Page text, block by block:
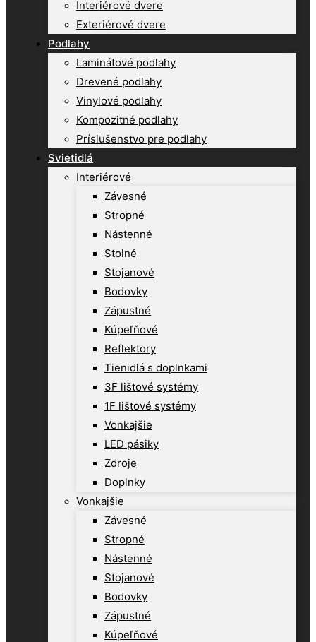
Interiérové dvere
Exteriérové dvere
Podlahy
Laminátové podlahy
Drevené podlahy
Vinylové podlahy
Kompozitné podlahy
Príslušenstvo pre podlahy
Svietidlá
Interiérové
Závesné
Stropné
Nástenné
Stolné
Stojanové
Bodovky
Zápustné
Kúpeľňové
Reflektory
Tienidlá s doplnkami
3F lištové systémy
1F lištové systémy
Vonkajšie
LED pásiky
Zdroje
Doplnky
Vonkajšie
Závesné
Stropné
Nástenné
Stojanové
Bodovky
Zápustné
Kúpeľňové